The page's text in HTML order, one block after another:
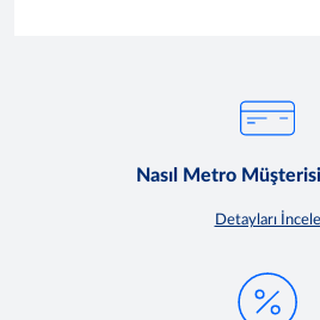
Nasıl Metro
Detayları İncele